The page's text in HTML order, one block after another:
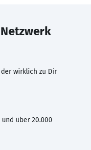
Netzwerk
der wirklich zu Dir
über 20.000